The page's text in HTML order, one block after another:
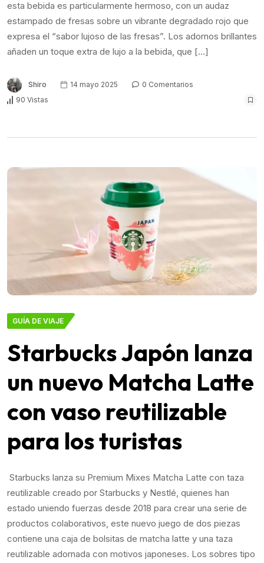
esta bebida es particularmente hermoso, con un audaz
estampado de fresas sobre un vibrante degradado rojo que
expresa el “sabor lujoso de las fresas”. Los adornos brillantes
añaden un toque extra de lujo a la bebida, que […]
Shiro 14 mayo 2025
0 Comentarios
90 Vistas
GUÍA DE VIAJE
Starbucks Japón lanza
un nuevo Matcha Latte
con vaso reutilizable
para los turistas
Starbucks lanza su Premium Mixes Matcha Latte con taza
reutilizable creado por Starbucks y Nestlé, quienes han
estado uniendo fuerzas desde 2018 para crear una serie de
productos colaborativos, este nuevo juego de dos piezas
contiene una caja de bolsitas de matcha latte y una taza
reutilizable adornada con motivos japoneses. Los sobres tipo